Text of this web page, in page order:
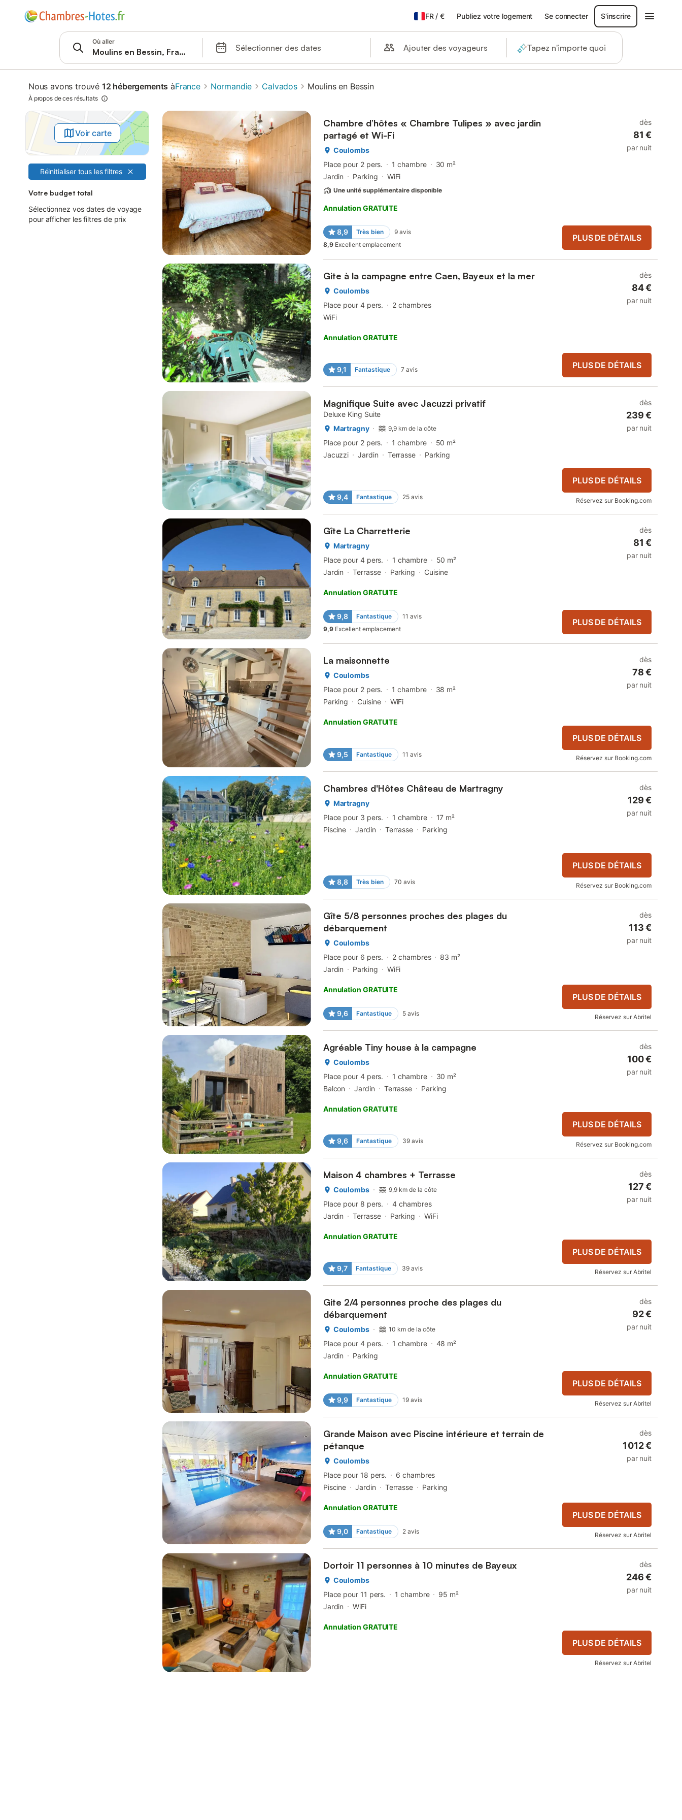
Barre de recherche
FR/€ Publiez votre logement Se connecter S'inscrire
Où aller
Sélectionner des dates Ajouter des voyageurs Tapez n'importe quoi
Nous avons trouvé 12 hébergements àFrance Normandie Calvados Moulins en Bessin
À propos de ces résultats
Voir carte
Réinitialiser tous les filtres
Votre budget total
Sélectionnez vos dates de voyage
pour afficher les filtres de prix
Chambre d’hôtes « Chambre Tulipes » avec jardin
partagé et Wi-Fi
Coulombs
Place pour 2 pers.
1 chambre
30 m²
Jardin
Parking WiFi
Une unité supplémentaire disponible
Annulation GRATUITE
8,9 Très bien 9 avis
8,9 Excellent emplacement
dès
81 €
par nuit
PLUS DE DÉTAILS
Gite à la campagne entre Caen, Bayeux et la mer
Coulombs
Place pour 4 pers.
2 chambres
WiFi
Annulation GRATUITE
9,1 Fantastique 7 avis
dès
84 €
par nuit
PLUS DE DÉTAILS
Magnifique Suite avec Jacuzzi privatif
Deluxe King Suite
Martragny
9,9 km de la côte
Place pour 2 pers. 1 chambre
50 m²
Jacuzzi
Jardin Terrasse Parking
9,4 Fantastique 25 avis
dès
239 €
par nuit
PLUS DE DÉTAILS
Réservez sur Booking.com
Gîte La Charretterie
Martragny
Place pour 4 pers.
1 chambre
50 m²
Jardin
Terrasse Parking Cuisine
Annulation GRATUITE
9,8 Fantastique 11 avis
9,9 Excellent emplacement
dès
81 €
par nuit
PLUS DE DÉTAILS
La maisonnette
Coulombs
Place pour 2 pers.
1 chambre
38 m²
Parking
Cuisine WiFi
Annulation GRATUITE
9,5 Fantastique 11 avis
dès
78 €
par nuit
PLUS DE DÉTAILS
Réservez sur Booking.com
Chambres d'Hôtes Château de Martragny
Martragny
Place pour 3 pers.
1 chambre
17 m²
Piscine
Jardin Terrasse Parking
8,8 Très bien 70 avis
dès
129 €
par nuit
PLUS DE DÉTAILS
Réservez sur Booking.com
Gîte 5/8 personnes proches des plages du
débarquement
Coulombs
Place pour 6 pers.
2 chambres
83 m²
Jardin
Parking WiFi
Annulation GRATUITE
9,6 Fantastique 5 avis
dès
113 €
par nuit
PLUS DE DÉTAILS
Réservez sur Abritel
Agréable Tiny house à la campagne
Coulombs
Place pour 4 pers.
1 chambre
30 m²
Balcon
Jardin Terrasse Parking
Annulation GRATUITE
9,6 Fantastique 39 avis
dès
100 €
par nuit
PLUS DE DÉTAILS
Réservez sur Booking.com
Maison 4 chambres + Terrasse
Coulombs 9,9 km de la côte
Place pour 8 pers.
4 chambres
Jardin
Terrasse Parking WiFi
Annulation GRATUITE
9,7 Fantastique 39 avis
dès
127 €
par nuit
PLUS DE DÉTAILS
Réservez sur Abritel
Gite 2/4 personnes proche des plages du
débarquement
Coulombs 10 km de la côte
Place pour 4 pers. 1 chambre
48 m²
Jardin
Parking
Annulation GRATUITE
9,9 Fantastique 19 avis
dès
92 €
par nuit
PLUS DE DÉTAILS
Réservez sur Abritel
Grande Maison avec Piscine intérieure et terrain de
pétanque
Coulombs
Place pour 18 pers.
6 chambres
Piscine
Jardin Terrasse Parking
Annulation GRATUITE
9,0 Fantastique 2 avis
dès
1 012 €
par nuit
PLUS DE DÉTAILS
Réservez sur Abritel
Dortoir 11 personnes à 10 minutes de Bayeux
Coulombs
Place pour 11 pers.
1 chambre
95 m²
Jardin
WiFi
Annulation GRATUITE
dès
246 €
par nuit
PLUS DE DÉTAILS
Réservez sur Abritel